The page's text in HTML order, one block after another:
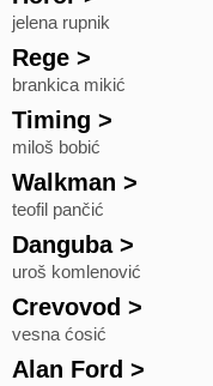
jelena rupnik
Rege >
brankica mikić
Timing >
miloš bobić
Walkman >
teofil pančić
Danguba>
uroš komlenović
Crevovod >
vesna ćosić
Alan Ford >